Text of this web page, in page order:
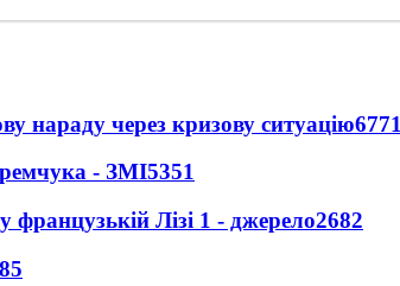
нараду через кризову ситуацію6771
- ЗМІ5351
Лізі 1 - джерело2682